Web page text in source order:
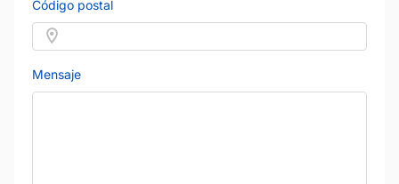
Código postal
Mensaje